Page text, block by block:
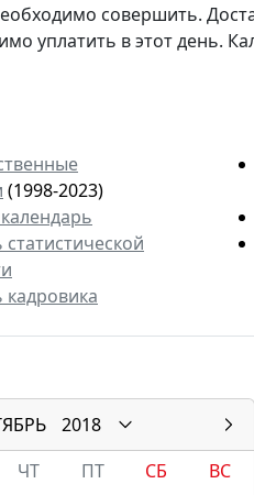
совершить.
уплатить в этот день.
(1998-2023)
кадровика
2018
ЧТ ПТ СБ
ВС